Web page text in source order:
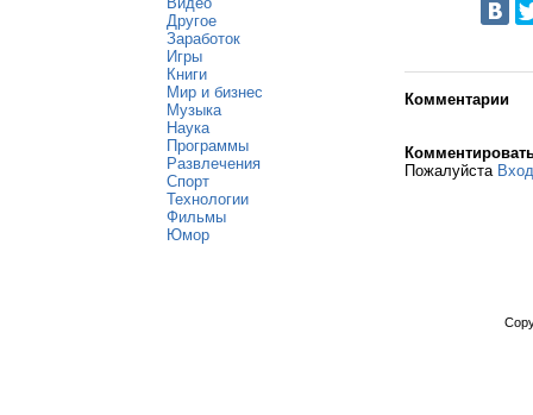
Другое
Заработок
Игры
Книги
Мир и бизнес
Музыка
Наука
Программы
Развлечения
Спорт
Технологии
Фильмы
Юмор
Комментарии
Пожалуйста Вход